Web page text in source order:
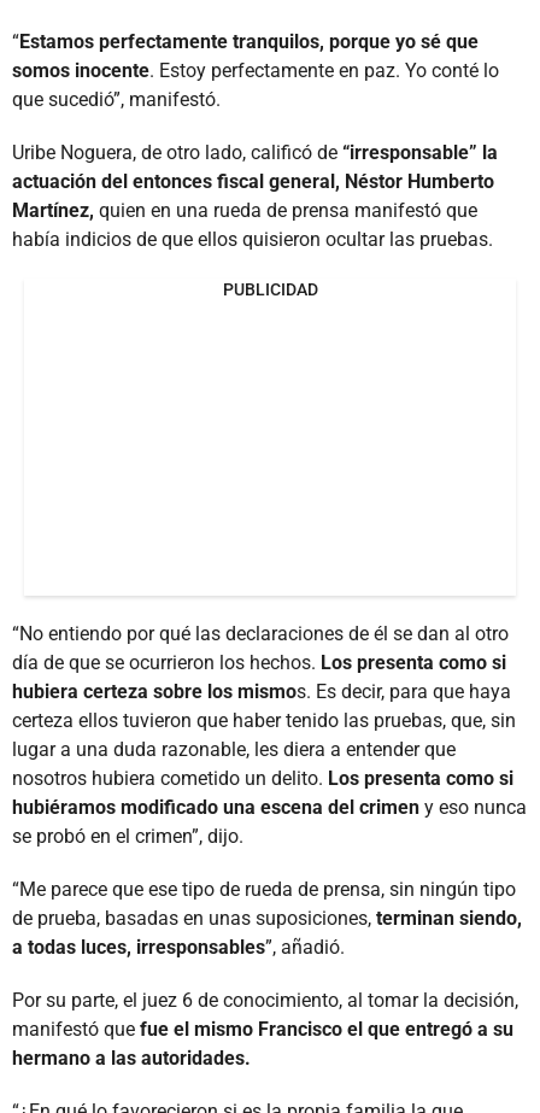
“Estamos perfectamente tranquilos, porque yo sé que
somos inocente. Estoy perfectamente en paz. Yo conté lo
que sucedió”, manifestó.
Uribe Noguera, de otro lado, calificó de “irresponsable” la
actuación del entonces fiscal general, Néstor Humberto
Martínez, quien en una rueda de prensa manifestó que
había indicios de que ellos quisieron ocultar las pruebas.
PUBLICIDAD
“No entiendo por qué las declaraciones de él se dan al otro
día de que se ocurrieron los hechos. Los presenta como si
hubiera certeza sobre los mismos. Es decir, para que haya
certeza ellos tuvieron que haber tenido las pruebas, que, sin
lugar a una duda razonable, les diera a entender que
nosotros hubiera cometido un delito. Los presenta como si
hubiéramos modificado una escena del crimen y eso nunca
se probó en el crimen”, dijo.
“Me parece que ese tipo de rueda de prensa, sin ningún tipo
de prueba, basadas en unas suposiciones, terminan siendo,
a todas luces, irresponsables”, añadió.
Por su parte, el juez 6 de conocimiento, al tomar la decisión,
manifestó que fue el mismo Francisco el que entregó a su
hermano a las autoridades.